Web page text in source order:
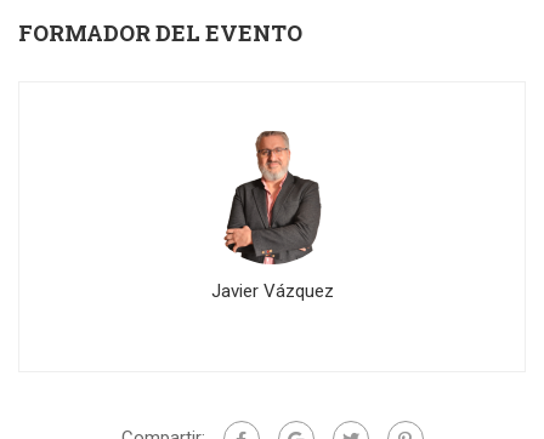
FORMADOR DEL EVENTO
Javier Vázquez